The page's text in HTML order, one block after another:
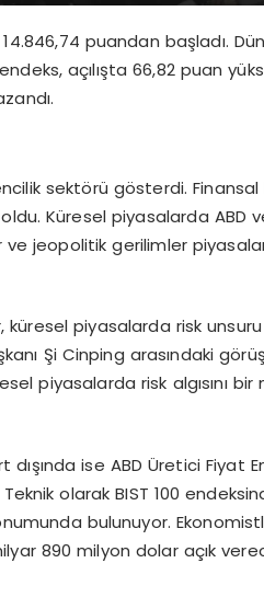
puandan başladı.
açılışta 66,82 puan
sektörü gösterdi.
Küresel piyasalarda ABD
jeopolitik gerilimler
piyasalarda risk
Şi Cinping arasındaki
piyasalarda risk algısını bir
ise ABD Üretici Fiyat
olarak BIST 100
bulunuyor.
890 milyon dolar açık